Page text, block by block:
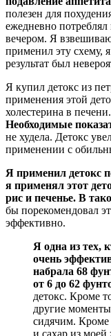
полезен для
ежедневно
вечером. Я
применил эту схему,
результат был
Я купил детокс из
применения этой
холестерина в печени.
Необходимые
не худела. Детокс
применении с
Я применил детокс
я применял этот
рис и печенье. В
бы порекомендовал
эффективно.
Я одна из тех,
очень
набрала 68
от 6 до 62
детокс. Кроме
другие
сидячим. Кроме